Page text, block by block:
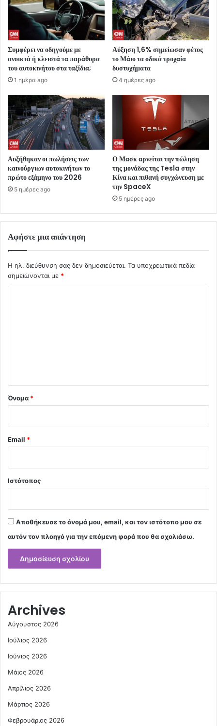
Συμφέρει να οδηγούμε με
ανοικτά ή κλειστά τα παράθυρα
του αυτοκινήτου στα ταξίδια;
1 ημέρα ago
Αύξηση 1,6% σημείωσαν φέτος
το Μάιο τα οδικά τροχαία
δυστυχήματα
4 ημέρες ago
Αυξήθηκαν οι πωλήσεις των
καινούργιων αυτοκινήτων το
πρώτο εξάμηνο του 2026
5 ημέρες ago
Ο Μασκ αρνείται την πώληση
της μονάδας της Tesla στην
Κίνα και πιθανή συγχώνευση με
την SpaceX
5 ημέρες ago
Αφήστε μια απάντηση
Η ηλ. διεύθυνση σας δεν δημοσιεύεται. Τα υποχρεωτικά πεδία
σημειώνονται με *
Όνομα *
Email *
Ιστότοπος
Αποθήκευσε το όνομά μου, email, και τον ιστότοπο μου σε
αυτόν τον πλοηγό για την επόμενη φορά που θα σχολιάσω.
Archives
Αύγουστος 2026
Ιούλιος 2026
Ιούνιος 2026
Μάιος 2026
Απρίλιος 2026
Μάρτιος 2026
Φεβρουάριος 2026